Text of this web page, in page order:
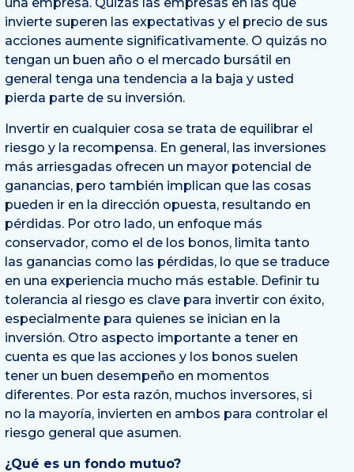
invierte superen las expectativas y el precio de sus
acciones aumente significativamente. O quizás no
tengan un buen año o el mercado bursátil en
general tenga una tendencia a la baja y usted
pierda parte de su inversión.
Invertir en cualquier cosa se trata de equilibrar el
riesgo y la recompensa. En general, las inversiones
más arriesgadas ofrecen un mayor potencial de
ganancias, pero también implican que las cosas
pueden ir en la dirección opuesta, resultando en
pérdidas. Por otro lado, un enfoque más
conservador, como el de los bonos, limita tanto
las ganancias como las pérdidas, lo que se traduce
en una experiencia mucho más estable. Definir tu
tolerancia al riesgo es clave para invertir con éxito,
especialmente para quienes se inician en la
inversión. Otro aspecto importante a tener en
cuenta es que las acciones y los bonos suelen
tener un buen desempeño en momentos
diferentes. Por esta razón, muchos inversores, si
no la mayoría, invierten en ambos para controlar el
riesgo general que asumen.
¿Qué es un fondo mutuo?